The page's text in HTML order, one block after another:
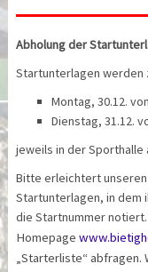
Abholung der
Startunterlagen werden
Montag, 30.12.
Dienstag, 31.12.
jeweils in der Sporthalle
Bitte erleichtert
Startunterlagen, in dem
die Startnummer
Homepage
„Starterliste“ abfragen.